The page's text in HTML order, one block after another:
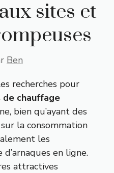
sites et
Ben
recherches pour
de chauffage
bien qu’ayant des
la consommation
les
en ligne.
attractives